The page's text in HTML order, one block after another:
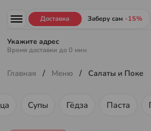
Доставка Заберу сам -15%
Укажите адрес
Время доставки до 0 мин
Главная / Меню / Салаты и Поке
Меню ресторана
Супы Гёдза Паста